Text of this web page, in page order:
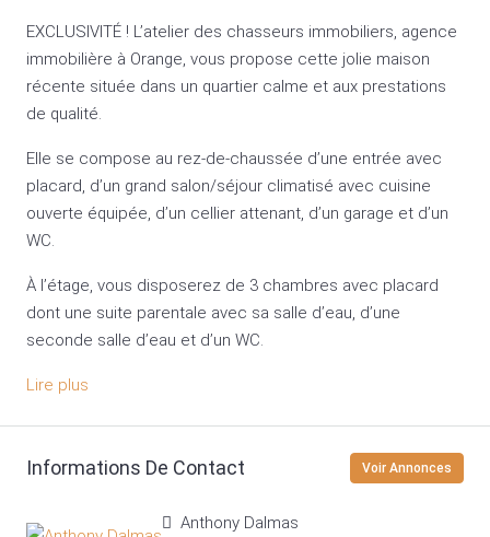
EXCLUSIVITÉ ! L’atelier des chasseurs immobiliers, agence
immobilière à Orange, vous propose cette jolie maison
récente située dans un quartier calme et aux prestations
de qualité.
Elle se compose au rez-de-chaussée d’une entrée avec
placard, d’un grand salon/séjour climatisé avec cuisine
ouverte équipée, d’un cellier attenant, d’un garage et d’un
WC.
À l’étage, vous disposerez de 3 chambres avec placard
dont une suite parentale avec sa salle d’eau, d’une
seconde salle d’eau et d’un WC.
Lire plus
Informations De Contact Voir Annonces
Anthony Dalmas